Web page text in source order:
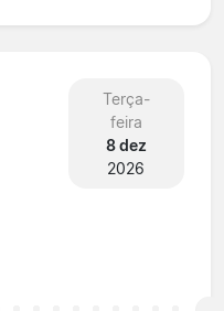
Terça-
feira
8 dez
2026